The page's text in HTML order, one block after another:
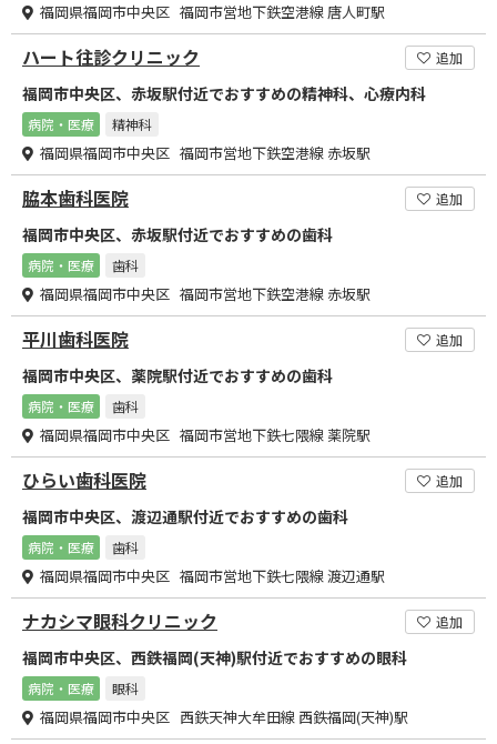
福岡県福岡市中央区 福岡市営地下鉄空港線 唐人町駅
ハート往診クリニック 追加
福岡市中央区、赤坂駅付近でおすすめの精神科、心療内科
病院・医療 精神科
福岡県福岡市中央区 福岡市営地下鉄空港線 赤坂駅
脇本歯科医院 追加
福岡市中央区、赤坂駅付近でおすすめの歯科
病院・医療 歯科
福岡県福岡市中央区 福岡市営地下鉄空港線 赤坂駅
平川歯科医院 追加
福岡市中央区、薬院駅付近でおすすめの歯科
病院・医療 歯科
福岡県福岡市中央区 福岡市営地下鉄七隈線 薬院駅
ひらい歯科医院 追加
福岡市中央区、渡辺通駅付近でおすすめの歯科
病院・医療 歯科
福岡県福岡市中央区 福岡市営地下鉄七隈線 渡辺通駅
ナカシマ眼科クリニック 追加
福岡市中央区、西鉄福岡(天神)駅付近でおすすめの眼科
病院・医療 眼科
福岡県福岡市中央区 西鉄天神大牟田線 西鉄福岡(天神)駅